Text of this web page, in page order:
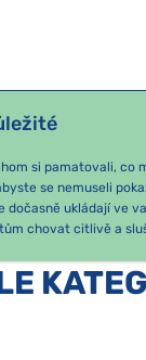
si pamatovali, co
se nemuseli
ukládají ve
chovat citlivě a
SEZÓNNÍ BALÍČKY